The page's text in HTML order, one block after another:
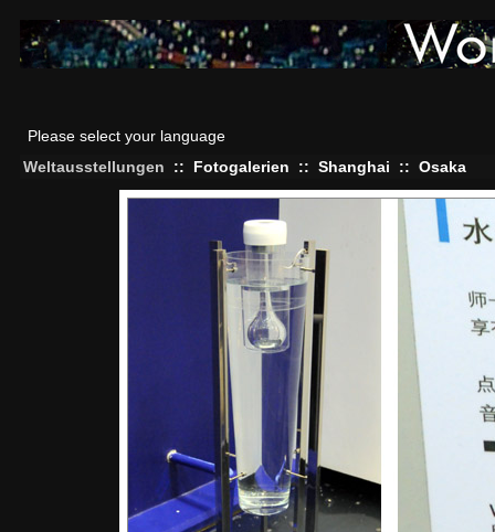
Please select your language
Weltausstellungen
:: Fotogalerien :: Shanghai :: Osaka